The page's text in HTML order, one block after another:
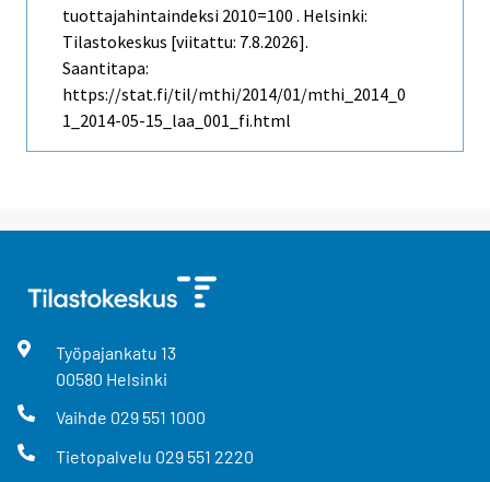
tuottajahintaindeksi 2010=100 . Helsinki:
Tilastokeskus [viitattu: 7.8.2026].
Saantitapa:
https://stat.fi/til/mthi/2014/01/mthi_2014_0
1_2014-05-15_laa_001_fi.html
Työpajankatu 13
00580 Helsinki
Vaihde 029 551 1000
Tietopalvelu 029 551 2220